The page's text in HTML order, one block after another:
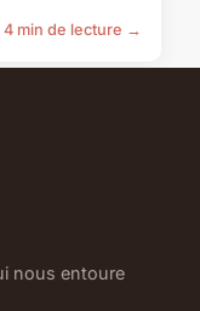
4 min de lecture →
nous entoure